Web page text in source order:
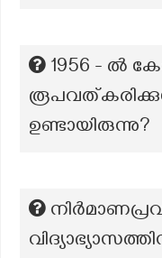
1956 - ൽ
ഉണ്ടായിരുന്നു?